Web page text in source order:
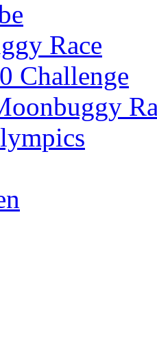
Race
Challenge